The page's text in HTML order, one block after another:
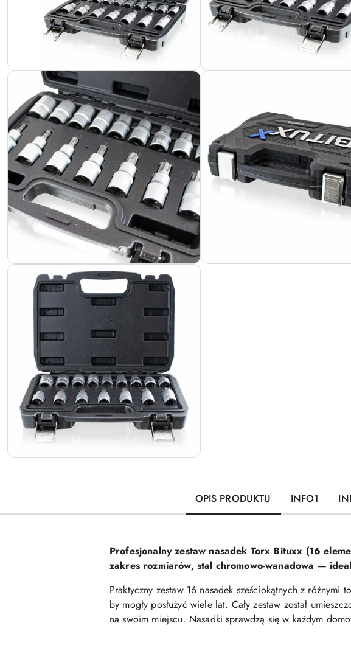
OPIS PRODUKTU INFO1
Profesjonalny zestaw nasadek Torx Bituxx (16
zakres rozmiarów, stal chromowo-wanadowa —
Praktyczny zestaw 16 nasadek sześciokątnych z
by mogły posłużyć wiele lat. Cały zestaw został
na swoim miejscu. Nasadki sprawdzą się w każdym